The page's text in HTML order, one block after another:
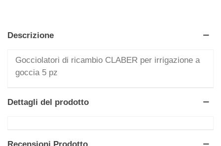
Descrizione
Gocciolatori di ricambio CLABER per irrigazione a
goccia 5 pz
Dettagli del prodotto
Recensioni Prodotto